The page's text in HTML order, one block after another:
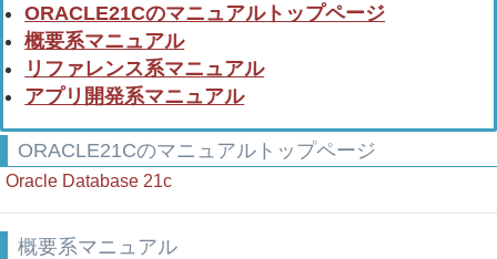
ORACLE21Cのマニュアルトップページ
概要系マニュアル
リファレンス系マニュアル
アプリ開発系マニュアル
ORACLE21Cのマニュアルトップページ
Oracle Database 21c
概要系マニュアル